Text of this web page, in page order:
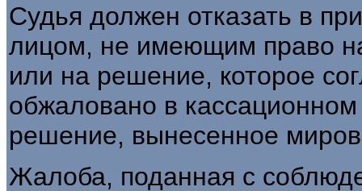
Судья должен отказать в
лицом, не имеющим право
или на решение, которое
обжаловано в
решение, вынесенное
Жалоба, поданная с